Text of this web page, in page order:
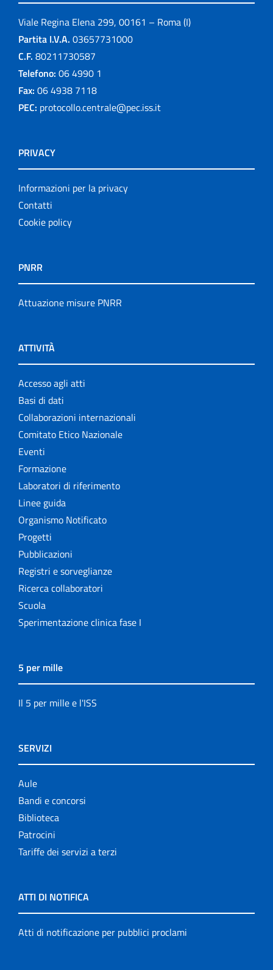
Viale Regina Elena 299, 00161 – Roma (I)
Partita I.V.A. 03657731000
C.F. 80211730587
Telefono: 06 4990 1
Fax: 06 4938 7118
PEC: protocollo.centrale@pec.iss.it
PRIVACY
Informazioni per la privacy
Contatti
Cookie policy
PNRR
Attuazione misure PNRR
ATTIVITÀ
Accesso agli atti
Basi di dati
Collaborazioni internazionali
Comitato Etico Nazionale
Eventi
Formazione
Laboratori di riferimento
Linee guida
Organismo Notificato
Progetti
Pubblicazioni
Registri e sorveglianze
Ricerca collaboratori
Scuola
Sperimentazione clinica fase I
5 per mille
Il 5 per mille e l'ISS
SERVIZI
Aule
Bandi e concorsi
Biblioteca
Patrocini
Tariffe dei servizi a terzi
ATTI DI NOTIFICA
Atti di notificazione per pubblici proclami